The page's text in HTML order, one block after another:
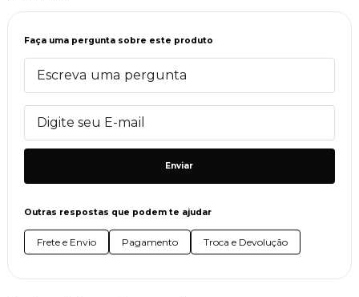
Faça uma pergunta sobre este produto
Enviar
Outras respostas que podem te ajudar
Frete e Envio Pagamento Troca e Devolução